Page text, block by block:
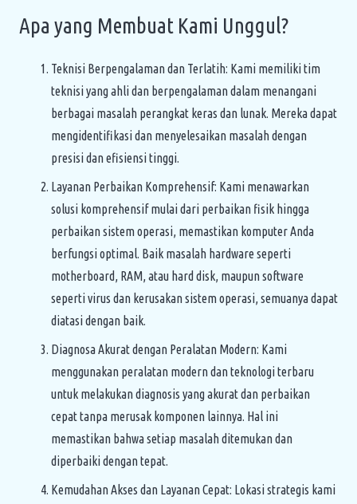
Apa yang Membuat Kami Unggul?
Teknisi Berpengalaman dan Terlatih: Kami memiliki tim
teknisi yang ahli dan berpengalaman dalam menangani
berbagai masalah perangkat keras dan lunak. Mereka dapat
mengidentifikasi dan menyelesaikan masalah dengan
presisi dan efisiensi tinggi.
Layanan Perbaikan Komprehensif: Kami menawarkan
solusi komprehensif mulai dari perbaikan fisik hingga
perbaikan sistem operasi, memastikan komputer Anda
berfungsi optimal. Baik masalah hardware seperti
motherboard, RAM, atau hard disk, maupun software
seperti virus dan kerusakan sistem operasi, semuanya dapat
diatasi dengan baik.
Diagnosa Akurat dengan Peralatan Modern: Kami
menggunakan peralatan modern dan teknologi terbaru
untuk melakukan diagnosis yang akurat dan perbaikan
cepat tanpa merusak komponen lainnya. Hal ini
memastikan bahwa setiap masalah ditemukan dan
diperbaiki dengan tepat.
Kemudahan Akses dan Layanan Cepat: Lokasi strategis kami